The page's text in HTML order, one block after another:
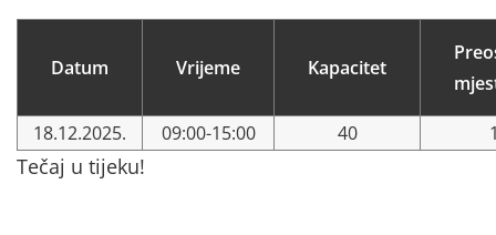
Datum Vrijeme Kapacitet
18.12.2025. 09:00-15:00 40
Tečaj u tijeku!